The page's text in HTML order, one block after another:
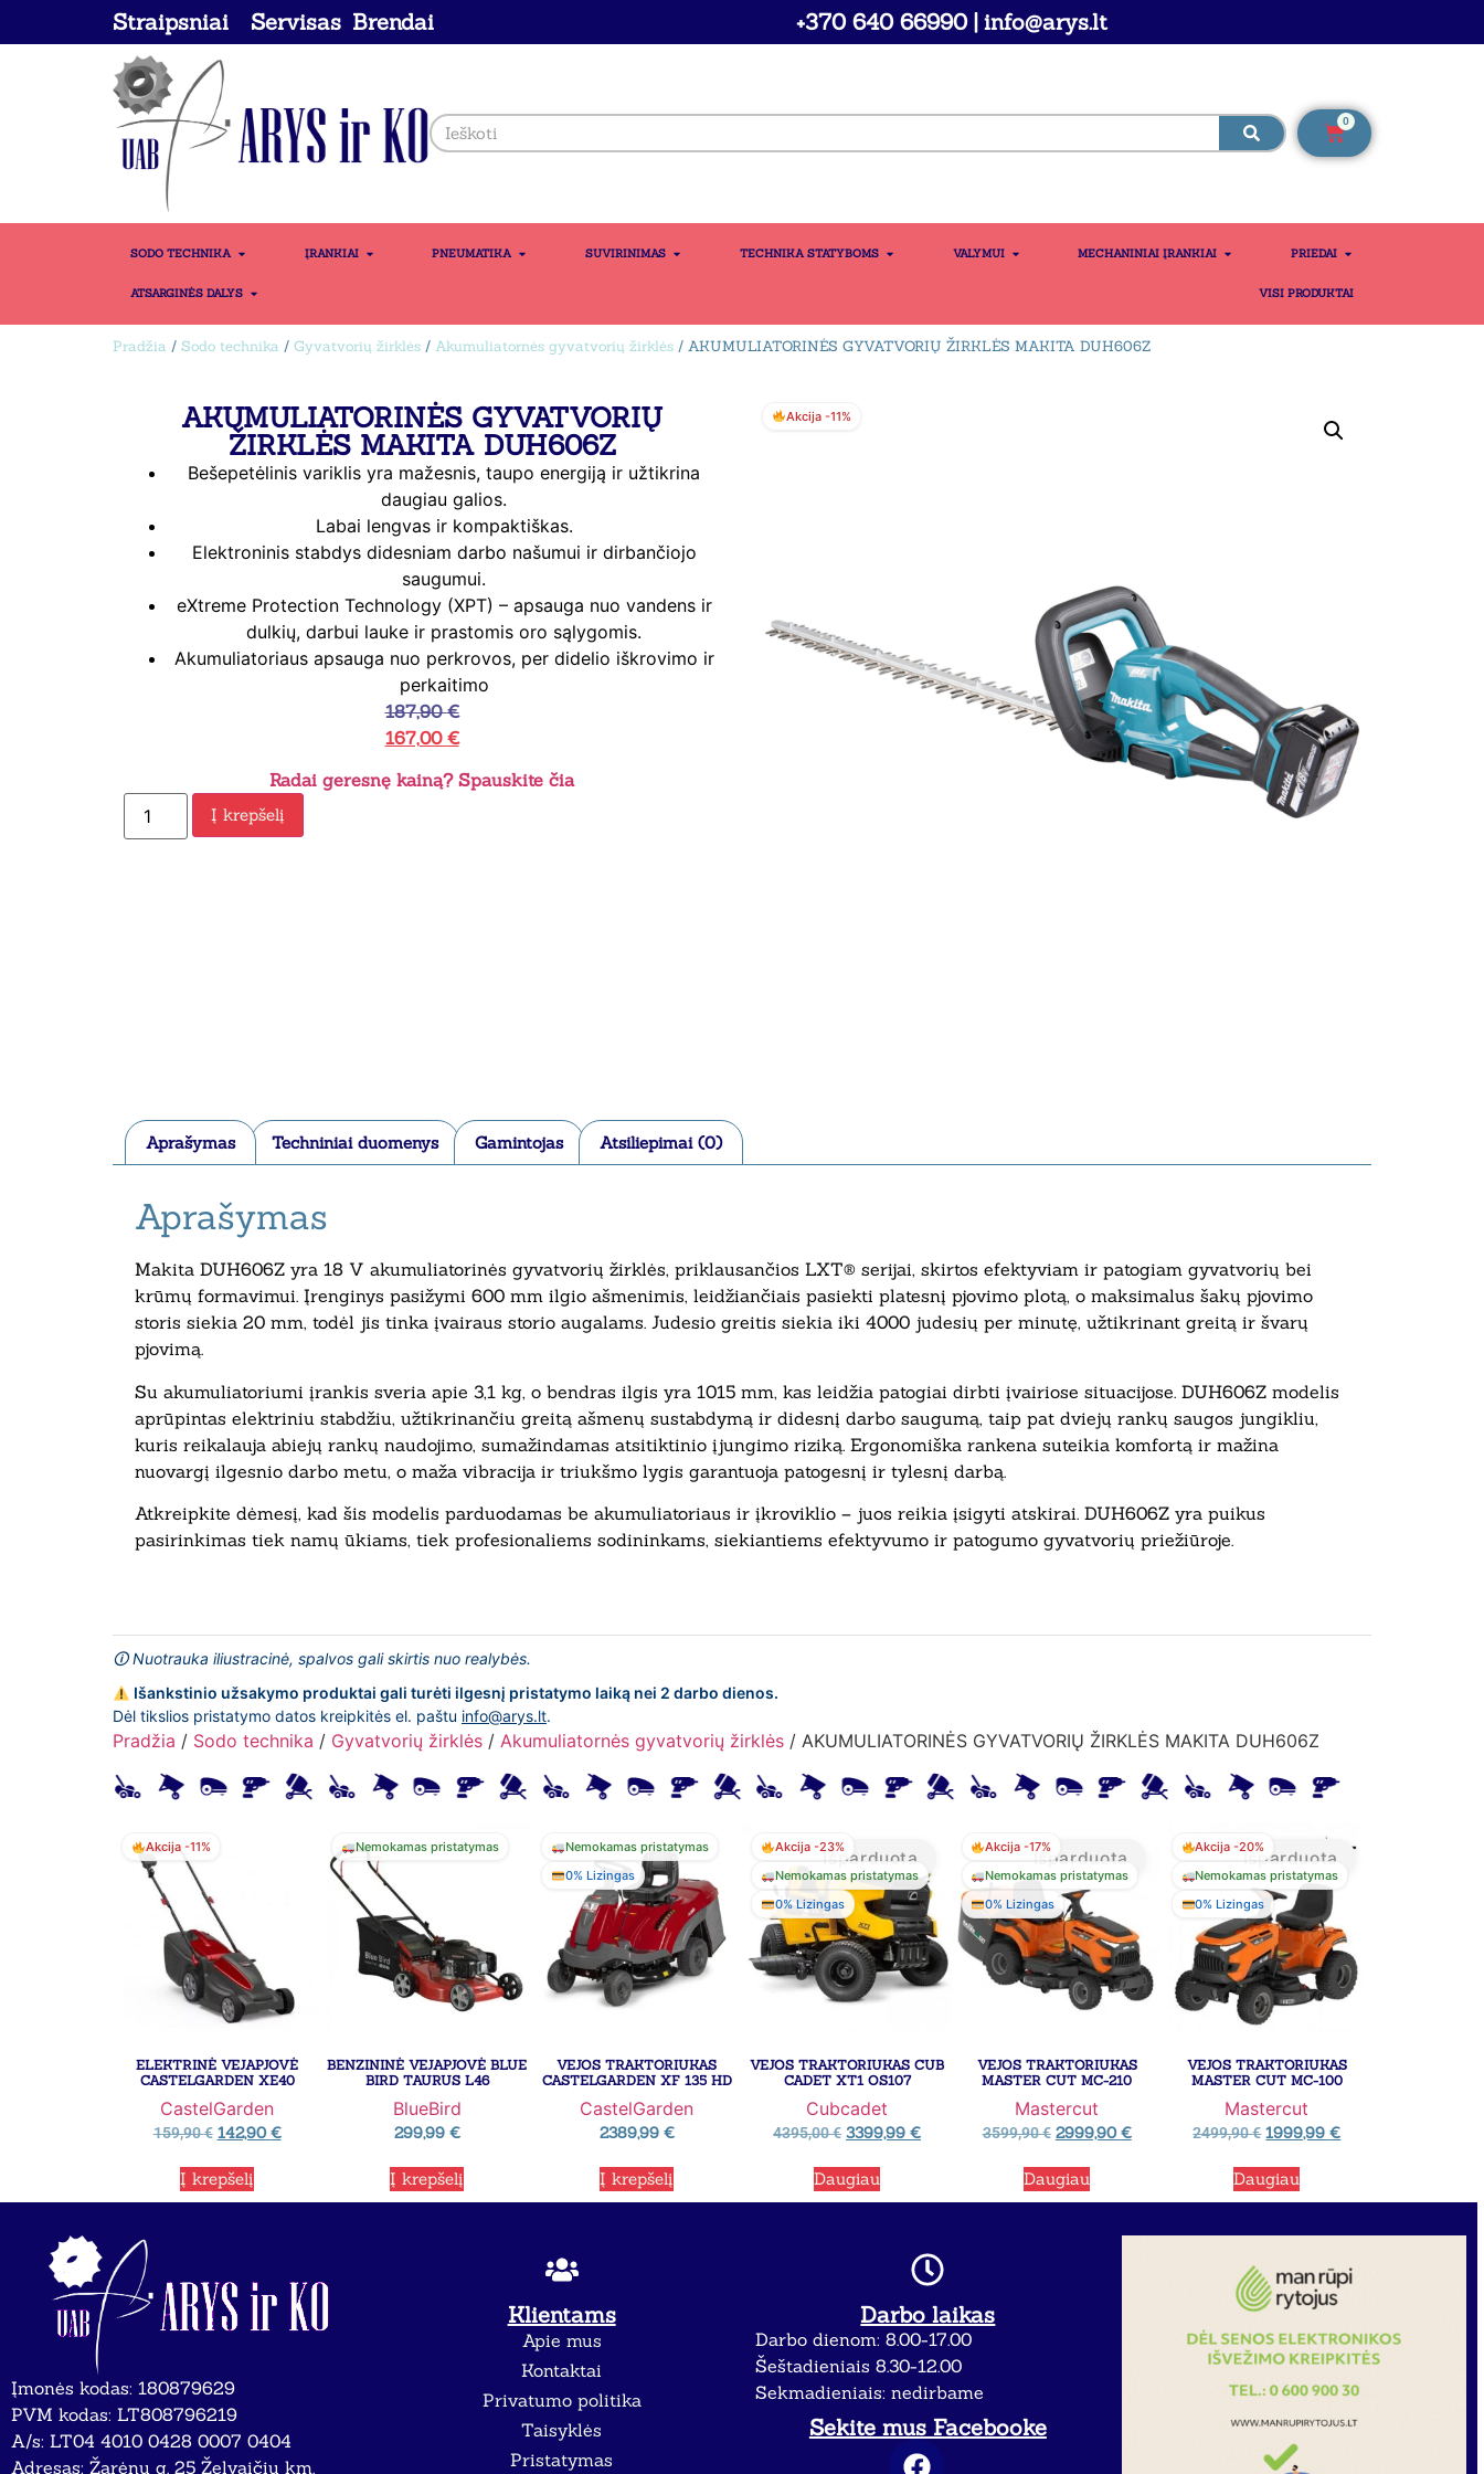
Straipsniai Servisas Brendai +370 640 66990 | info@arys.lt
0
SODO TECHNIKA ĮRANKIAI PNEUMATIKA SUVIRINIMAS TECHNIKA STATYBOMS VALYMUI MECHANINIAI ĮRANKIAI PRIEDAI
ATSARGINĖS DALYS VISI PRODUKTAI
Pradžia / Sodo technika / Gyvatvorių žirklės / Akumuliatornės gyvatvorių žirklės / AKUMULIATORINĖS GYVATVORIŲ ŽIRKLĖS MAKITA DUH606Z
AKUMULIATORINĖS GYVATVORIŲ
ŽIRKLĖS MAKITA DUH606Z
Bešepetėlinis variklis yra mažesnis, taupo energiją ir užtikrina
daugiau galios.
Labai lengvas ir kompaktiškas.
Elektroninis stabdys didesniam darbo našumui ir dirbančiojo
saugumui.
eXtreme Protection Technology (XPT) – apsauga nuo vandens ir
dulkių, darbui lauke ir prastomis oro sąlygomis.
Akumuliatoriaus apsauga nuo perkrovos, per didelio iškrovimo ir
perkaitimo
187,90€
167,00 €
Radai geresnę kainą? Spauskite čia
Į krepšelį
Akcija -11%
Aprašymas Techniniai duomenys Gamintojas Atsiliepimai (0)
Aprašymas
Makita DUH606Z yra 18 V akumuliatorinės gyvatvorių žirklės, priklausančios LXT® serijai, skirtos efektyviam ir patogiam gyvatvorių bei
krūmų formavimui. Įrenginys pasižymi 600 mm ilgio ašmenimis, leidžiančiais pasiekti platesnį pjovimo plotą, o maksimalus šakų pjovimo
storis siekia 20 mm, todėl jis tinka įvairaus storio augalams. Judesio greitis siekia iki 4000 judesių per minutę, užtikrinant greitą ir švarų
pjovimą.
Su akumuliatoriumi įrankis sveria apie 3,1 kg, o bendras ilgis yra 1015 mm, kas leidžia patogiai dirbti įvairiose situacijose. DUH606Z modelis
aprūpintas elektriniu stabdžiu, užtikrinančiu greitą ašmenų sustabdymą ir didesnį darbo saugumą, taip pat dviejų rankų saugos jungikliu,
kuris reikalauja abiejų rankų naudojimo, sumažindamas atsitiktinio įjungimo riziką. Ergonomiška rankena suteikia komfortą ir mažina
nuovargį ilgesnio darbo metu, o maža vibracija ir triukšmo lygis garantuoja patogesnį ir tylesnį darbą.
Atkreipkite dėmesį, kad šis modelis parduodamas be akumuliatoriaus ir įkroviklio – juos reikia įsigyti atskirai. DUH606Z yra puikus
pasirinkimas tiek namų ūkiams, tiek profesionaliems sodininkams, siekiantiems efektyvumo ir patogumo gyvatvorių priežiūroje.
🛈 Nuotrauka iliustracinė, spalvos gali skirtis nuo realybės.
Išankstinio užsakymo produktai gali turėti ilgesnį pristatymo laiką nei 2 darbo dienos.
Dėl tikslios pristatymo datos kreipkitės el. paštu info@arys.lt.
Pradžia / Sodo technika / Gyvatvorių žirklės / Akumuliatornės gyvatvorių žirklės / AKUMULIATORINĖS GYVATVORIŲ ŽIRKLĖS MAKITA DUH606Z
Akcija -11%
ELEKTRINĖ VEJAPJOVĖ
CASTELGARDEN XE40
CastelGarden
159,90€ 142,90€
Į krepšelį
Nemokamas pristatymas
BENZININĖ VEJAPJOVĖ BLUE
BIRD TAURUS L46
BlueBird
299,99 €
Į krepšelį
Nemokamas pristatymas
0% Lizingas
VEJOS TRAKTORIUKAS
CASTELGARDEN XF 135 HD
CastelGarden
2389,99 €
Į krepšelį
Akcija -23%
Nemokamas pristatymas
0% Lizingas
Išparduota
VEJOS TRAKTORIUKAS CUB
CADET XT1 OS107
Cubcadet
4395,00€ 3399,99€
Daugiau
Akcija -17%
Nemokamas pristatymas
0% Lizingas
Išparduota
VEJOS TRAKTORIUKAS
MASTER CUT MC-210
Mastercut
3599,90€ 2999,90€
Daugiau
Akcija -20%
Nemokamas pristatymas
0% Lizingas
Išparduota
VEJOS TRAKTORIUKAS
MASTER CUT MC-100
Mastercut
2499,90€ 1999,99€
Daugiau
Įmonės kodas: 180879629
PVM kodas: LT808796219
A/s: LT04 4010 0428 0007 0404
Adresas: Žarėnų g. 25 Želvaičių km.
Klientams
Apie mus
Kontaktai
Privatumo politika
Taisyklės
Pristatymas
Darbo laikas
Darbo dienom: 8.00-17.00
Šeštadieniais 8.30-12.00
Sekmadieniais: nedirbame
Sekite mus Facebooke